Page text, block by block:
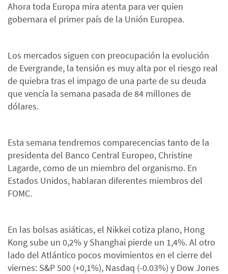
Ahora toda Europa mira atenta para ver quien
gobernara el primer país de la Unión Europea.
Los mercados siguen con preocupación la evolución
de Evergrande, la tensión es muy alta por el riesgo real
de quiebra tras el impago de una parte de su deuda
que vencía la semana pasada de 84 millones de
dólares.
Esta semana tendremos comparecencias tanto de la
presidenta del Banco Central Europeo, Christine
Lagarde, como de un miembro del organismo. En
Estados Unidos, hablaran diferentes miembros del
FOMC.
En las bolsas asiáticas, el Nikkei cotiza plano, Hong
Kong sube un 0,2% y Shanghai pierde un 1,4%. Al otro
lado del Atlántico pocos movimientos en el cierre del
viernes: S&P 500 (+0,1%), Nasdaq (-0.03%) y Dow Jones